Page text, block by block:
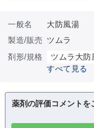
一般名
大防風湯
製造/販売
ツムラ
剤形/規格
ツムラ大防
すべて見る
薬剤の評価コメントを